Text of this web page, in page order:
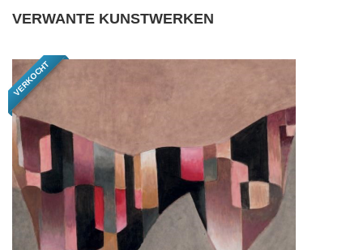
VERWANTE KUNSTWERKEN
VERKOCHT